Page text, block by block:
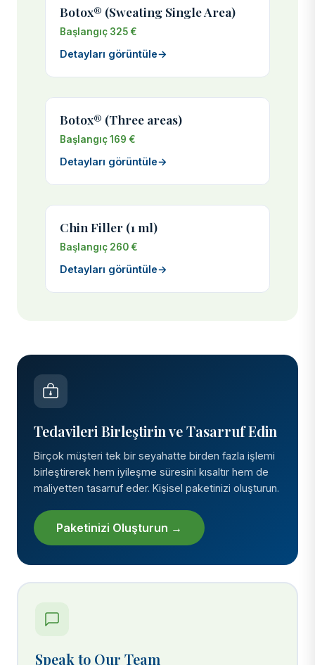
Botox® (Sweating Single Area)
Başlangıç 325 €
Detayları görüntüle→
Botox® (Three areas)
Başlangıç 169 €
Detayları görüntüle→
Chin Filler (1 ml)
Başlangıç 260 €
Detayları görüntüle→
Tedavileri Birleştirin ve Tasarruf Edin
Birçok müşteri tek bir seyahatte birden fazla işlemi
birleştirerek hem iyileşme süresini kısaltır hem de
maliyetten tasarruf eder. Kişisel paketinizi oluşturun.
Paketinizi Oluşturun →
Speak to Our Team